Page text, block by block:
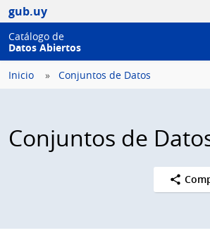
gub.uy
Catálogo de
Datos Abiertos
Inicio Conjuntos de Datos
Conjuntos de